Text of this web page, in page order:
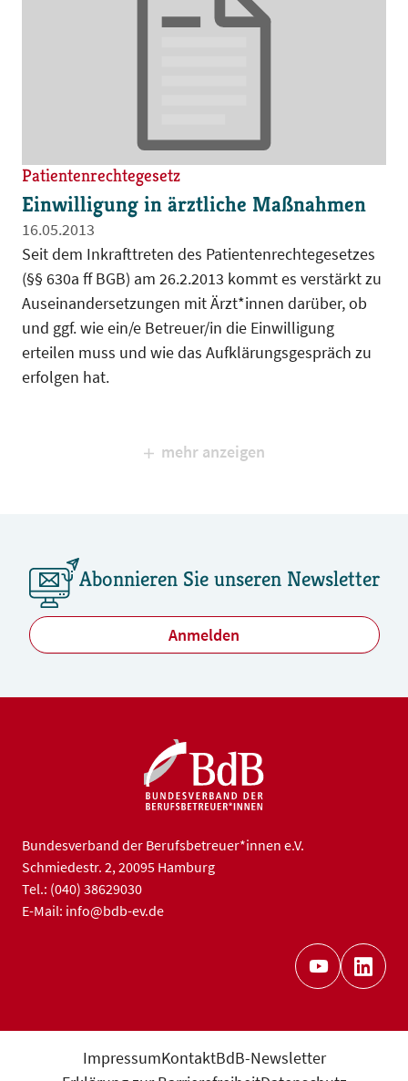
Patientenrechtegesetz
Einwilligung in ärztliche Maßnahmen
16.05.2013
Seit dem Inkrafttreten des Patientenrechtegesetzes
(§§ 630a ff BGB) am 26.2.2013 kommt es verstärkt zu
Auseinandersetzungen mit Ärzt*innen darüber, ob
und ggf. wie ein/e Betreuer/in die Einwilligung
erteilen muss und wie das Aufklärungsgespräch zu
erfolgen hat.
mehr anzeigen
Abonnieren Sie unseren Newsletter
Anmelden
Bundesverband der Berufsbetreuer*innen e.V.
Schmiedestr. 2, 20095 Hamburg
Tel.: (040) 38629030
E-Mail: info@bdb-ev.de
ImpressumKontaktBdB-Newsletter